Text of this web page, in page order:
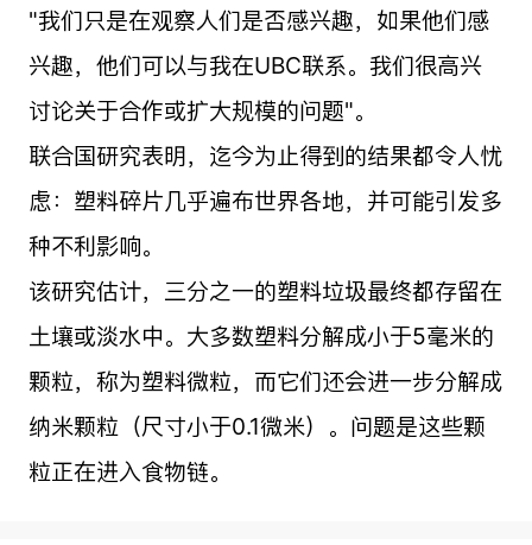
"我们只是在观察人们是否感兴趣，如果他们感
兴趣，他们可以与我在UBC联系。我们很高兴
讨论关于合作或扩大规模的问题"。
联合国研究表明，迄今为止得到的结果都令人忧
虑：塑料碎片几乎遍布世界各地，并可能引发多
种不利影响。
该研究估计，三分之一的塑料垃圾最终都存留在
土壤或淡水中。大多数塑料分解成小于5毫米的
颗粒，称为塑料微粒，而它们还会进一步分解成
纳米颗粒（尺寸小于0.1微米）。问题是这些颗
粒正在进入食物链。